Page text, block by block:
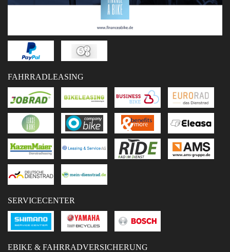
FAHRRADLEASING
SERVICECENTER
EBIKE & FAHRRADVERSICHERUNG